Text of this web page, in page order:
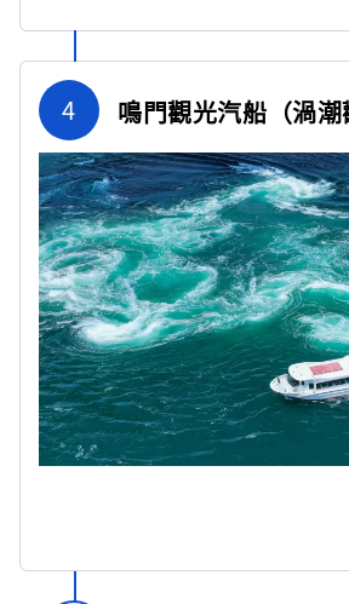
4 鳴門觀光汽船（渦潮